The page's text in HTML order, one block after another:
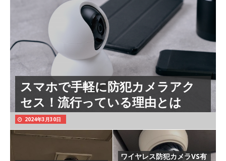
スマホで手軽に防犯カメラアク
セス！流行っている理由とは
2024年3月30日
ワイヤレス防犯カメラVS有